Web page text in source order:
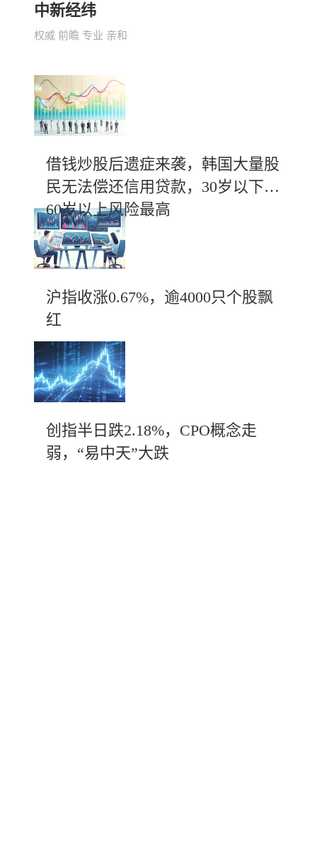
中新经纬
权威 前瞻 专业 亲和
借钱炒股后遗症来袭，韩国大量股
民无法偿还信用贷款，30岁以下及
60岁以上风险最高
沪指收涨0.67%，逾4000只个股飘
红
创指半日跌2.18%，CPO概念走
弱，“易中天”大跌